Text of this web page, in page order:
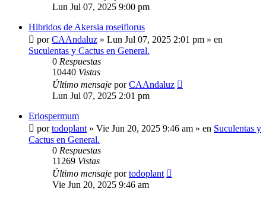
Lun Jul 07, 2025 9:00 pm
Hibridos de Akersia roseiflorus
porCAAndaluz » Lun Jul 07, 2025 2:01 pm » en
Suculentas y Cactus en General.
0 Respuestas
10440 Vistas
Último mensaje porCAAndaluz
Lun Jul 07, 2025 2:01 pm
Eriospermum
portodoplant » Vie Jun 20, 2025 9:46 am » en Suculentas y
Cactus en General.
0 Respuestas
11269 Vistas
Último mensaje portodoplant
Vie Jun 20, 2025 9:46 am